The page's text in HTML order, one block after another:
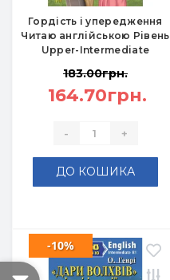
Гордість і упередження
Читаю англійською Рівень
Upper-Intermediate
183.00грн.
164.70грн.
- +
ДО КОШИКА
-10%